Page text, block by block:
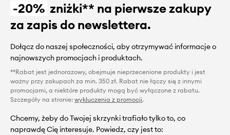
-20% zniżki** na pierwsze zakupy
za zapis do newslettera.
Dołącz do naszej społeczności, aby otrzymywać informacje o
najnowszych promocjach i produktach.
**Rabat jest jednorazowy, obejmuje nieprzecenione produkty i jest
ważny przy zakupach za min. 350 zł. Rabat nie łączy się z innymi
promocjami, a niektóre produkty mogą być wyłączone z rabatu.
Szczegóły na stronie: wykluczenia z promocji.
Chcemy, żeby do Twojej skrzynki trafiało tylko to, co
naprawdę Cię interesuje. Powiedz, czy jest to: